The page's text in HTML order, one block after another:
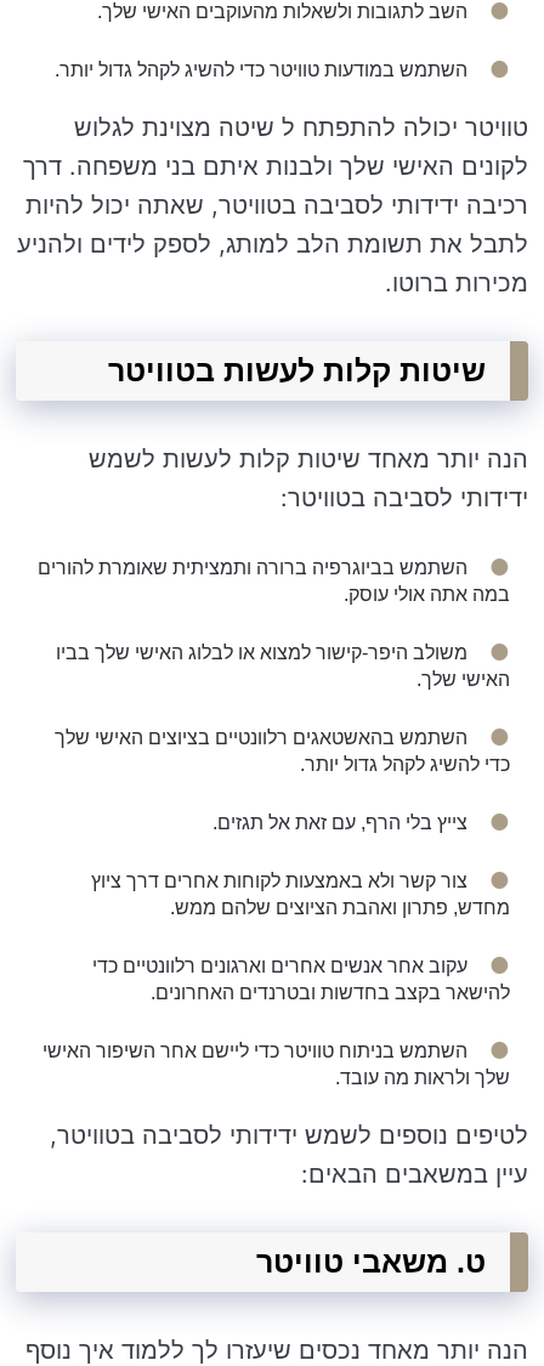
השב לתגובות ולשאלות מהעוקבים האישי שלך.
השתמש במודעות טוויטר כדי להשיג לקהל גדול יותר.
טוויטר יכולה להתפתח ל שיטה מצוינת לגלוש
לקונים האישי שלך ולבנות איתם בני משפחה. דרך
רכיבה ידידותי לסביבה בטוויטר, שאתה יכול להיות
לתבל את תשומת הלב למותג, לספק לידים ולהניע
מכירות ברוטו.
שיטות קלות לעשות בטוויטר
הנה יותר מאחד שיטות קלות לעשות לשמש
ידידותי לסביבה בטוויטר:
השתמש בביוגרפיה ברורה ותמציתית שאומרת להורים
במה אתה אולי עוסק.
משולב היפר-קישור למצוא או לבלוג האישי שלך בביו
האישי שלך.
השתמש בהאשטאגים רלוונטיים בציוצים האישי שלך
כדי להשיג לקהל גדול יותר.
צייץ בלי הרף, עם זאת אל תגזים.
צור קשר ולא באמצעות לקוחות אחרים דרך ציוץ
מחדש, פתרון ואהבת הציוצים שלהם ממש.
עקוב אחר אנשים אחרים וארגונים רלוונטיים כדי
להישאר בקצב בחדשות ובטרנדים האחרונים.
השתמש בניתוח טוויטר כדי ליישם אחר השיפור האישי
שלך ולראות מה עובד.
לטיפים נוספים לשמש ידידותי לסביבה בטוויטר,
עיין במשאבים הבאים:
ט. משאבי טוויטר
הנה יותר מאחד נכסים שיעזרו לך ללמוד איך נוסף